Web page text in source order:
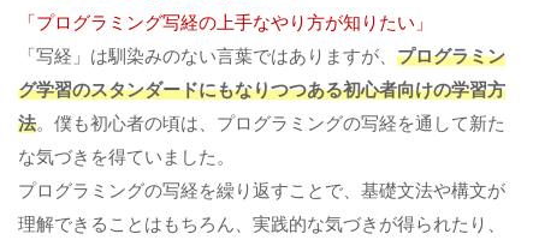
「プログラミング写経の上手なやり方が知りたい」
「写経」は馴染みのない言葉ではありますが、 プログラミン
グ学習のスタンダードにもなりつつある初心者向けの学習方
法。僕も初心者の頃は、プログラミングの写経を通して新た
な気づきを得ていました。
プログラミングの写経を繰り返すことで、基礎文法や構文が
理解できることはもちろん、実践的な気づきが得られたり、